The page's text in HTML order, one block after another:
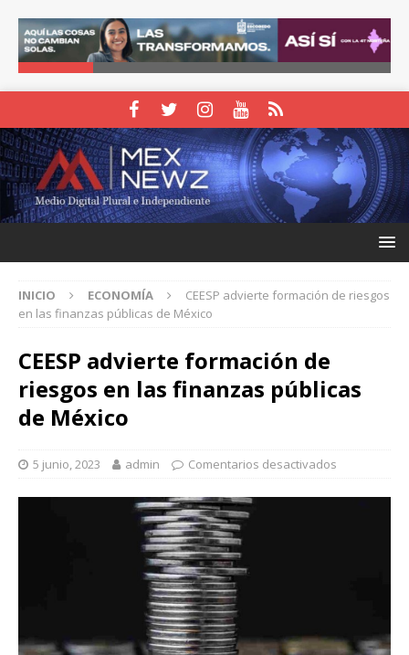
INICIO ECONOMÍA
CEESP advierte formación de riesgos
en las finanzas públicas de México
CEESP advierte formación de
riesgos en las finanzas públicas
de México
5 junio, 2023 admin Comentarios desactivados